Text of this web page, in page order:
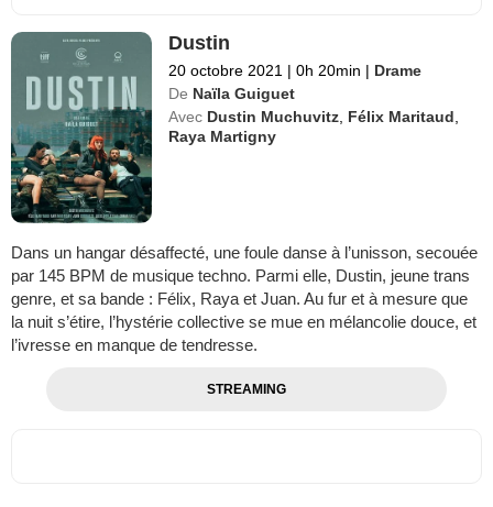
Dustin
20 octobre 2021 | 0h 20min | Drame
De Naïla Guiguet
Avec Dustin Muchuvitz Félix Maritaud
Raya Martigny
Dans un hangar désaffecté, une foule danse à l’unisson, secouée
par 145 BPM de musique techno. Parmi elle, Dustin, jeune trans
genre, et sa bande : Félix, Raya et Juan. Au fur et à mesure que
la nuit s’étire, l’hystérie collective se mue en mélancolie douce, et
l’ivresse en manque de tendresse.
STREAMING